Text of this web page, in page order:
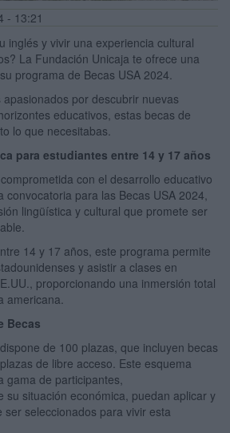
- 13:21
inglés y vivir una experiencia cultural
La Fundación Unicaja te ofrece una
programa de Becas USA 2024.
por descubrir nuevas
educativos, estas becas de
lo que necesitabas.
para estudiantes entre 14 y 17 años
con el desarrollo educativo
para las Becas USA 2024,
lingüística y cultural que promete ser
14 y 17 años, este programa permite
y asistir a clases en
proporcionando una inmersión total
americana.
Becas
de 100 plazas, que incluyen becas
de libre acceso. Este esquema
gama de participantes,
su situación económica, puedan aplicar y
seleccionados para vivir esta